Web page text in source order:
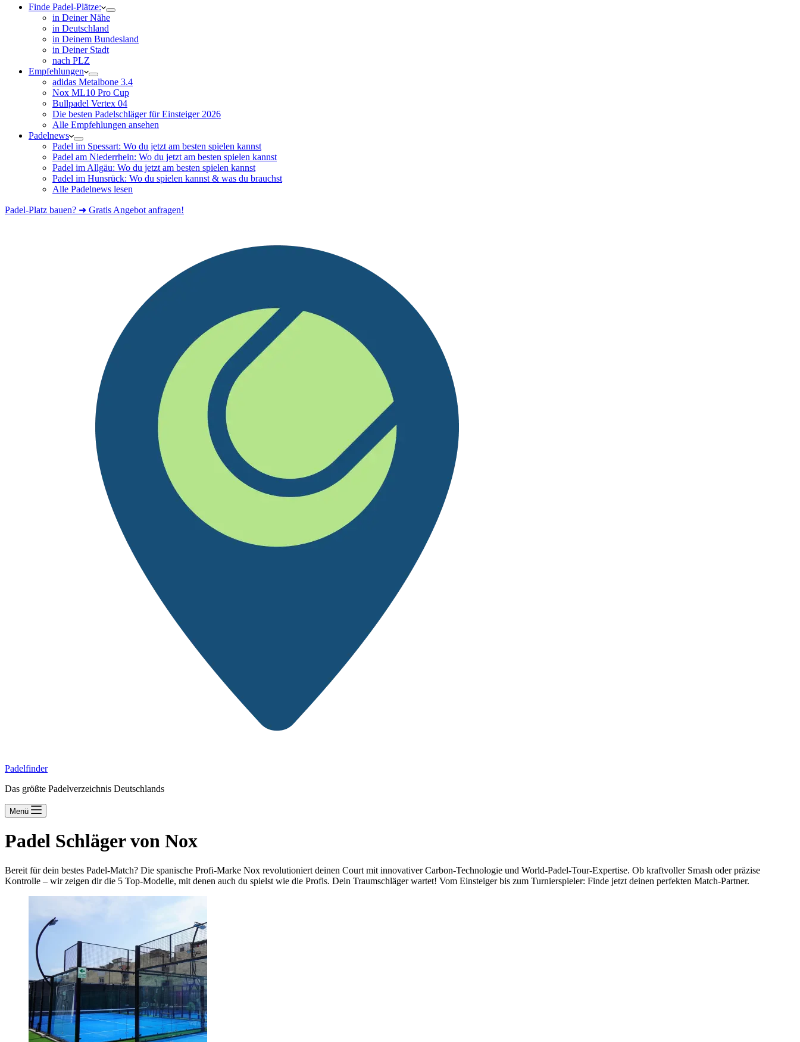
Finde Padel-Plätze:
in Deiner Nähe
in Deutschland
in Deinem Bundesland
in Deiner Stadt
nach PLZ
Empfehlungen
adidas Metalbone 3.4
Nox ML10 Pro Cup
Bullpadel Vertex 04
Die besten Padelschläger für Einsteiger 2026
Alle Empfehlungen ansehen
Padelnews
Padel im Spessart: Wo du jetzt am besten spielen kannst
Padel am Niederrhein: Wo du jetzt am besten spielen kannst
Padel im Allgäu: Wo du jetzt am besten spielen kannst
Padel im Hunsrück: Wo du spielen kannst & was du brauchst
Alle Padelnews lesen
Padel-Platz bauen? ➜ Gratis Angebot anfragen!
Padelfinder
Das größte Padelverzeichnis Deutschlands
Menü
Padel Schläger von Nox
Bereit für dein bestes Padel-Match? Die spanische Profi-Marke Nox revolutioniert deinen Court mit innovativer Carbon-Technologie und World-Padel-Tour-Expertise. Ob kraftvoller Smash oder präzise
Kontrolle – wir zeigen dir die 5 Top-Modelle, mit denen auch du spielst wie die Profis. Dein Traumschläger wartet! Vom Einsteiger bis zum Turnierspieler: Finde jetzt deinen perfekten Match-Partner.